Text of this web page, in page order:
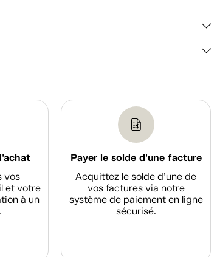
vos
et votre
à un
Payer le solde d'une facture
Acquittez le solde d’une de
vos factures via notre
système de paiement en ligne
sécurisé.